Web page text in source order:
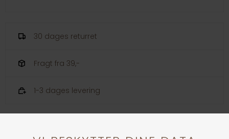
30 dages returret
Fragt fra 39,-
1-3 dages levering